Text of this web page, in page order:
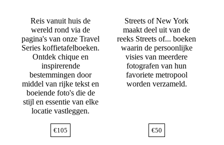
Reis vanuit huis de
wereld rond via de
pagina's van onze Travel
Series koffietafelboeken.
Ontdek chique en
inspirerende
bestemmingen door
middel van rijke tekst en
boeiende foto's die de
stijl en essentie van elke
locatie vastleggen.
€105
Streets of New York
maakt deel uit van de
reeks Streets of... boeken
waarin de persoonlijke
visies van meerdere
fotografen van hun
favoriete metropool
worden verzameld.
€50